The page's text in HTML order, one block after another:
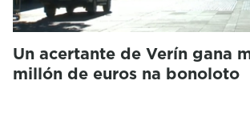
Un acertante de Verín gana
millón de euros na bonoloto